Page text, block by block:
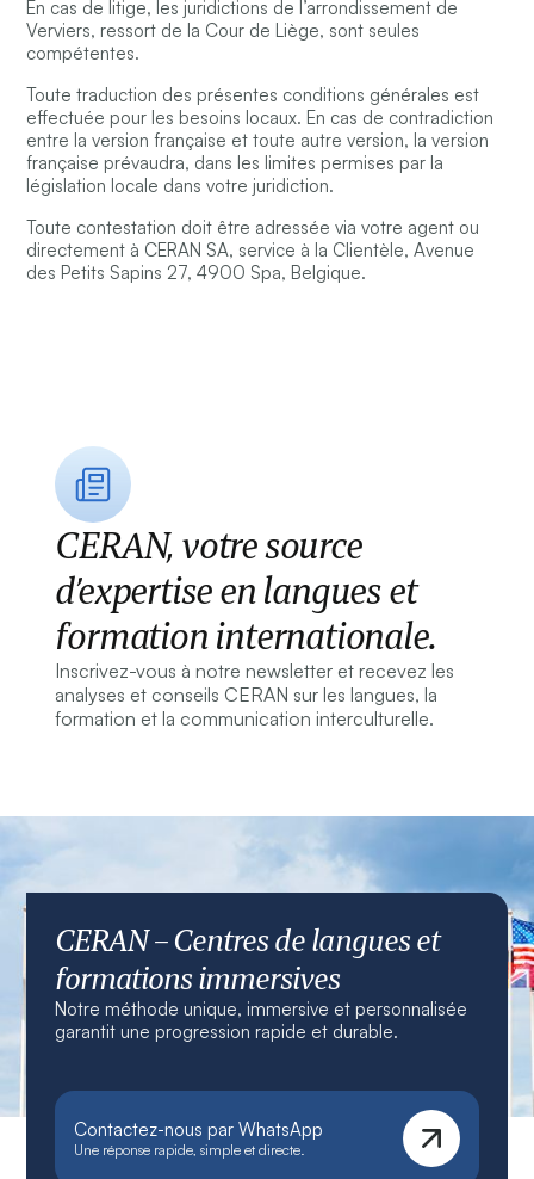
En cas de litige, les juridictions de l’arrondissement de
Verviers, ressort de la Cour de Liège, sont seules
compétentes.
Toute traduction des présentes conditions générales est
effectuée pour les besoins locaux. En cas de contradiction
entre la version française et toute autre version, la version
française prévaudra, dans les limites permises par la
législation locale dans votre juridiction.
Toute contestation doit être adressée via votre agent ou
directement à CERAN SA, service à la Clientèle, Avenue
des Petits Sapins 27, 4900 Spa, Belgique.
CERAN, votre source
d’expertise en langues et
formation internationale.
Inscrivez-vous à notre newsletter et recevez les
analyses et conseils CERAN sur les langues, la
formation et la communication interculturelle.
CERAN – Centres de langues et
formations immersives
Notre méthode unique, immersive et personnalisée
garantit une progression rapide et durable.
Contactez-nous par WhatsApp
Une réponse rapide, simple et directe.